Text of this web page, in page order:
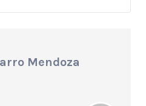
Mendoza